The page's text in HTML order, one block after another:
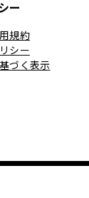
ー
規約
シー
づく表示